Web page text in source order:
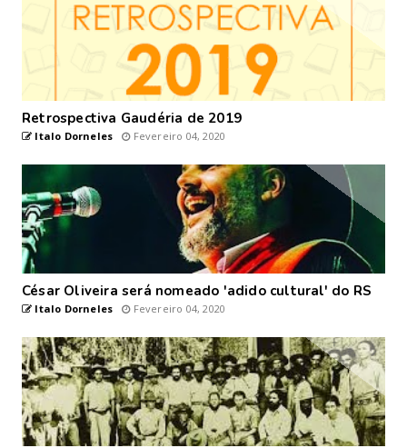
Retrospectiva Gaudéria de 2019
Italo Dorneles Fevereiro 04, 2020
César Oliveira será nomeado 'adido cultural' do RS
Italo Dorneles Fevereiro 04, 2020